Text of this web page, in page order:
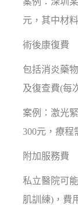
元，其中材
術後康復費
包括消炎藥
及復查費(每
案例：激光
300元，療程
附加服務費
私立醫院可
肌訓練)，費